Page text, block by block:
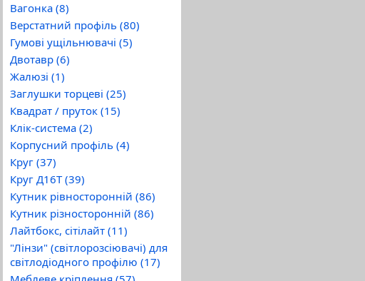
Вагонка (8)
Верстатний профіль (80)
Гумові ущільнювачі (5)
Двотавр (6)
Жалюзі (1)
Заглушки торцеві (25)
Квадрат / пруток (15)
Клік-система (2)
Корпусний профіль (4)
Круг (37)
Круг Д16Т (39)
Кутник рівносторонній (86)
Кутник різносторонній (86)
Лайтбокс, сітілайт (11)
"Лінзи" (світлорозсіювачі) для
світлодіодного профілю (17)